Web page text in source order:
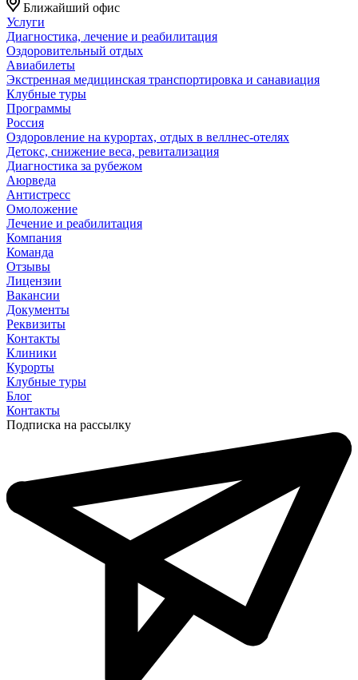
Ближайший офис
Услуги
Диагностика, лечение и реабилитация
Оздоровительный отдых
Авиабилеты
Экстренная медицинская транспортировка и санавиация
Клубные туры
Программы
Россия
Оздоровление на курортах, отдых в веллнес-отелях
Детокс, снижение веса, ревитализация
Диагностика за рубежом
Аюрведа
Антистресс
Омоложение
Лечение и реабилитация
Компания
Команда
Отзывы
Лицензии
Вакансии
Документы
Реквизиты
Контакты
Клиники
Курорты
Клубные туры
Блог
Контакты
Подписка на рассылку